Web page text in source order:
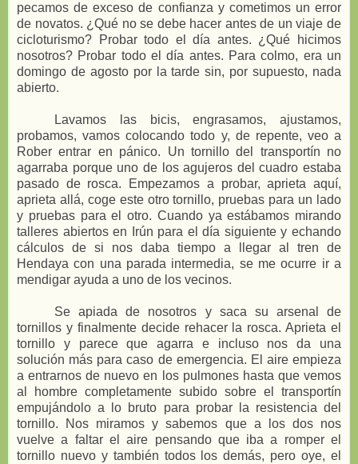
pecamos de exceso de confianza y cometimos un error
de novatos. ¿Qué no se debe hacer antes de un viaje de
cicloturismo? Probar todo el día antes. ¿Qué hicimos
nosotros? Probar todo el día antes. Para colmo, era un
domingo de agosto por la tarde sin, por supuesto, nada
abierto.
Lavamos las bicis, engrasamos, ajustamos,
probamos, vamos colocando todo y, de repente, veo a
Rober entrar en pánico. Un tornillo del transportín no
agarraba porque uno de los agujeros del cuadro estaba
pasado de rosca. Empezamos a probar, aprieta aquí,
aprieta allá, coge este otro tornillo, pruebas para un lado
y pruebas para el otro. Cuando ya estábamos mirando
talleres abiertos en Irún para el día siguiente y echando
cálculos de si nos daba tiempo a llegar al tren de
Hendaya con una parada intermedia, se me ocurre ir a
mendigar ayuda a uno de los vecinos.
Se apiada de nosotros y saca su arsenal de
tornillos y finalmente decide rehacer la rosca. Aprieta el
tornillo y parece que agarra e incluso nos da una
solución más para caso de emergencia. El aire empieza
a entrarnos de nuevo en los pulmones hasta que vemos
al hombre completamente subido sobre el transportín
empujándolo a lo bruto para probar la resistencia del
tornillo. Nos miramos y sabemos que a los dos nos
vuelve a faltar el aire pensando que iba a romper el
tornillo nuevo y también todos los demás, pero oye, el